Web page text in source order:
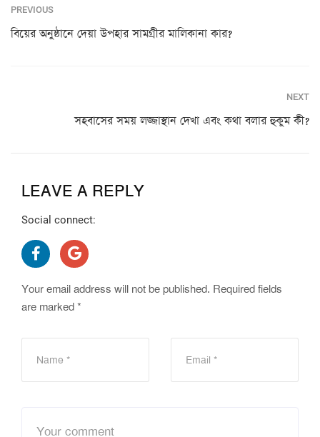
PREVIOUS
বিয়ের অনুষ্ঠানে দেয়া উপহার সামগ্রীর মালিকানা কার?
NEXT
সহবাসের সময় লজ্জাস্থান দেখা এবং কথা বলার হুকুম কী?
LEAVE A REPLY
Social connect:
Your email address will not be published. Required fields
are marked *